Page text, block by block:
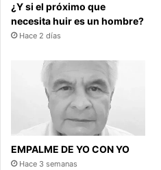
¿Y si el próximo que
necesita huir es un hombre?
Hace 2 días
EMPALME DE YO CON YO
Hace 3 semanas